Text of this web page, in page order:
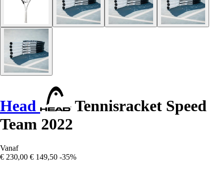
Head
Tennisracket Speed
Team 2022
Vanaf
€ 230,00 € 149,50 -35%